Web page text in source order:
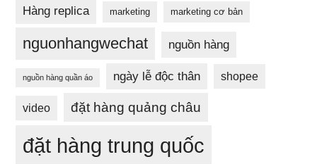
Hàng replica marketing marketing cơ bản
nguonhangwechat nguồn hàng
nguồn hàng quần áo ngày lễ độc thân shopee
video đặt hàng quảng châu
đặt hàng trung quốc